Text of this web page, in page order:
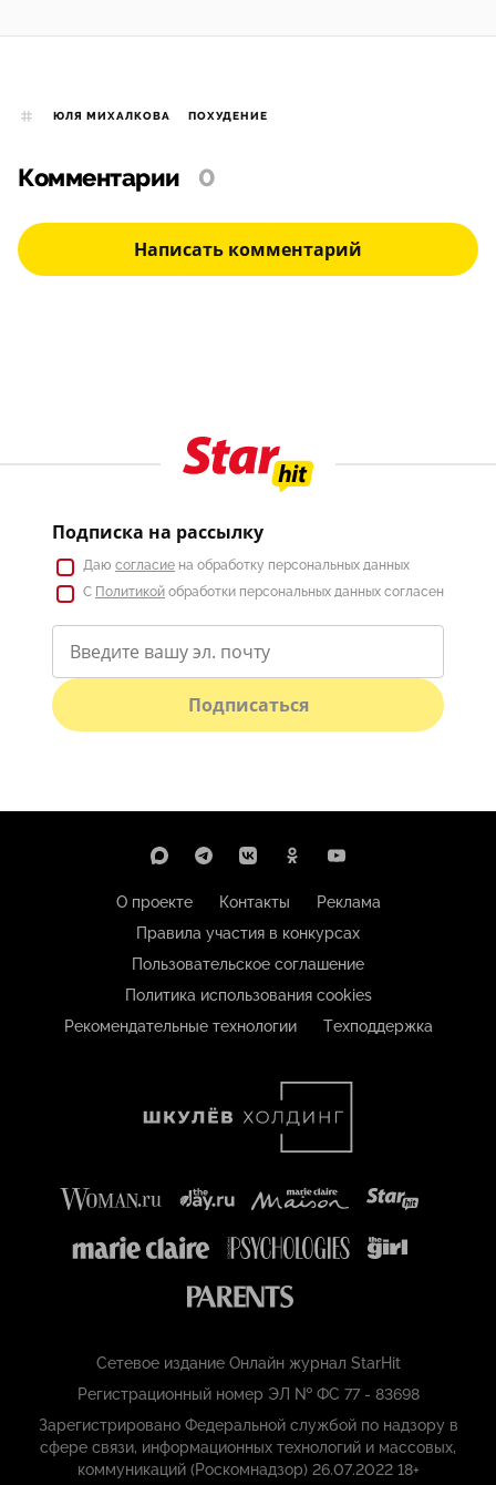
ЮЛЯ МИХАЛКОВА ПОХУДЕНИЕ
Комментарии 0
Написать комментарий
Подписка на рассылку
Даю согласие на обработку персональных данных
С Политикой обработки персональных данных согласен
Подписаться
О проекте Контакты
Реклама
Правила участия в конкурсах
Пользовательское соглашение
Политика использования cookies
Рекомендательные технологии
Техподдержка
Сетевое издание Онлайн журнал StarHit
Регистрационный номер ЭЛ № ФС 77 - 83698
Зарегистрировано Федеральной службой по надзору в
сфере связи, информационных технологий и массовых,
коммуникаций (Роскомнадзор) 26.07.2022 18+